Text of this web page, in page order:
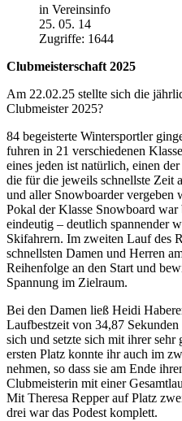
in Vereinsinfo
25. 05. 14
Zugriffe: 1644
Clubmeisterschaft 2025
Am 22.02.25 stellte sich die
Clubmeister 2025?
84 begeisterte Wintersportler
fuhren in 21 verschiedenen
eines jeden ist natürlich, einen
die für die jeweils schnellste Zeit
und aller Snowboarder vergeben
Pokal der Klasse Snowboard
eindeutig – deutlich spannender
Skifahrern. Im zweiten Lauf des
schnellsten Damen und Herren
Reihenfolge an den Start und
Spannung im Zielraum.
Bei den Damen ließ Heidi
Laufbestzeit von 34,87
sich und setzte sich mit ihrer sehr
ersten Platz konnte ihr auch im
nehmen, so dass sie am Ende
Clubmeisterin mit einer
Mit Theresa Repper auf Platz
drei war das Podest komplett.